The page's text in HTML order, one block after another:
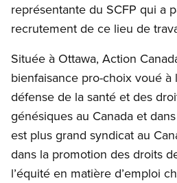
représentante du SCFP qui a
recrutement de ce lieu de
Située à Ottawa, Action
bienfaisance pro-choix voué
défense de la santé et des
génésiques au Canada et
est plus grand syndicat au
dans la promotion des droits
l’équité en matière d’emploi